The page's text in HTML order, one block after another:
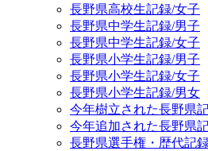
長野県高校生記録/女子
長野県中学生記録/男子
長野県中学生記録/女子
長野県小学生記録/男子
長野県小学生記録/女子
長野県小学生記録/男女
今年樹立された長野県
今年追加された長野県
長野県選手権・歴代記